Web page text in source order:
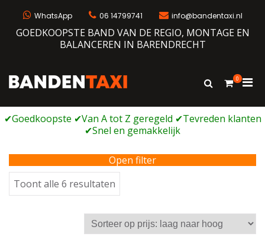
WhatsApp 06 14799741 info@bandentaxi.nl
GOEDKOOPSTE BAND VAN DE REGIO, MONTAGE EN
BALANCEREN IN BARENDRECHT
Bandengarage met eigen webshop
Toon
0
voor
Open filter
Toont alle 6 resultaten
op
prijs:
laag